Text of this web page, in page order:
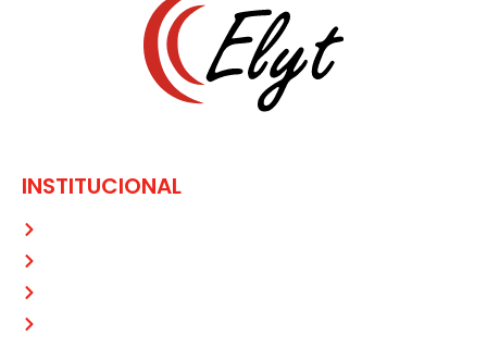
INSTITUCIONAL